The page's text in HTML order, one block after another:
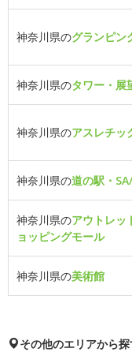
神奈川県のグランピン
神奈川県のタワー・展
神奈川県のアスレチッ
神奈川県の道の駅・
神奈川県のアウトレッ
ョッピングモール
神奈川県の美術館
その他のエリアから